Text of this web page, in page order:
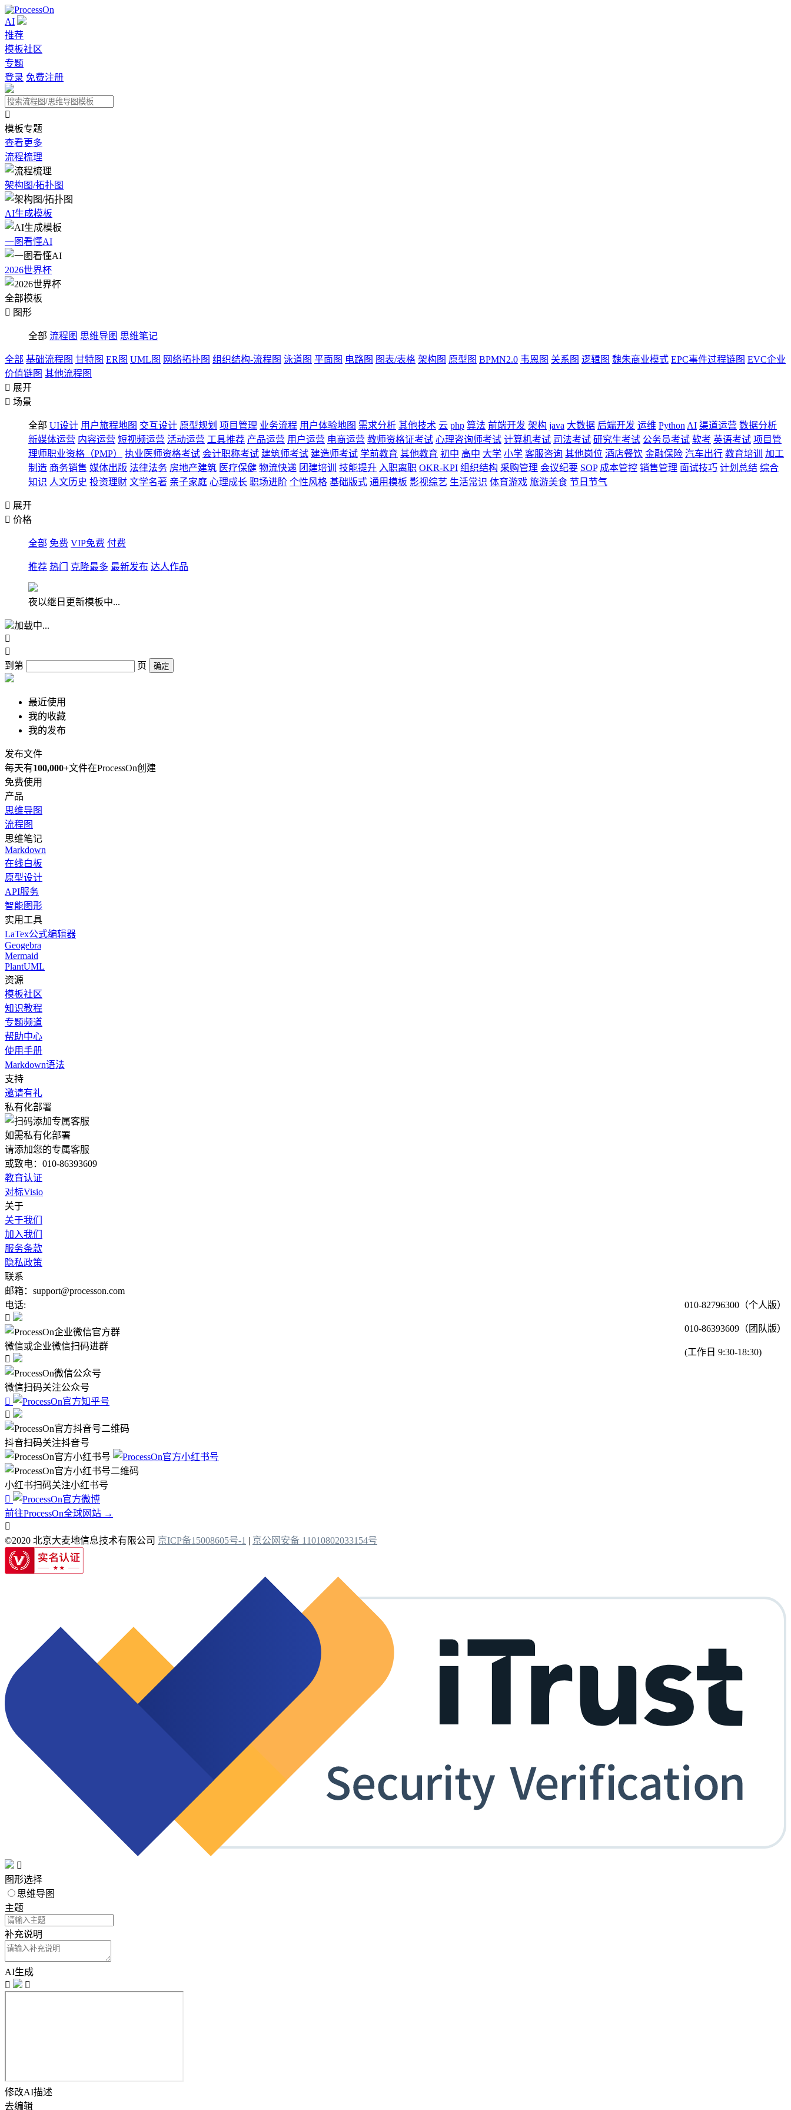
AI
推荐
模板社区
专题
登录 免费注册

模板专题
查看更多
流程梳理
架构图/拓扑图
AI生成模板
一图看懂AI
2026世界杯
全部模板
 图形
全部 流程图 思维导图 思维笔记
全部 基础流程图 甘特图 ER图 UML图 网络拓扑图 组织结构-流程图 泳道图 平面图 电路图 图表/表格 架构图 原型图 BPMN2.0 韦恩图 关系图 逻辑图 魏朱商业模式 EPC事件过程链图 EVC企业
价值链图 其他流程图
 展开
 场景
全部 UI设计 用户旅程地图 交互设计 原型规划 项目管理 业务流程 用户体验地图 需求分析 其他技术 云 php 算法 前端开发 架构 java 大数据 后端开发 运维 Python AI 渠道运营 数据分析
新媒体运营 内容运营 短视频运营 活动运营 工具推荐 产品运营 用户运营 电商运营 教师资格证考试 心理咨询师考试 计算机考试 司法考试 研究生考试 公务员考试 软考 英语考试 项目管
理师职业资格（PMP）
执业医师资格考试 会计职称考试 建筑师考试 建造师考试 学前教育 其他教育 初中 高中 大学 小学 客服咨询 其他岗位 酒店餐饮 金融保险 汽车出行 教育培训
加工
制造 商务销售 媒体出版 法律法务 房地产建筑 医疗保健 物流快递 团建培训 技能提升 入职离职 OKR-KPI 组织结构 采购管理 会议纪要 SOP 成本管控 销售管理 面试技巧 计划总结 综合
知识 人文历史 投资理财 文学名著 亲子家庭 心理成长 职场进阶 个性风格 基础版式 通用模板 影视综艺 生活常识 体育游戏 旅游美食 节日节气
 展开
 价格
全部 免费 VIP免费 付费
推荐 热门 克隆最多 最新发布 达人作品
夜以继日更新模板中...
加载中...


到第
页 确定
最近使用
我的收藏
我的发布
发布文件
每天有100,000+文件在ProcessOn创建
免费使用
产品
思维导图
流程图
思维笔记
Markdown
在线白板
原型设计
API服务
智能图形
实用工具
LaTex公式编辑器
Geogebra
Mermaid
PlantUML
资源
模板社区
知识教程
专题频道
帮助中心
使用手册
Markdown语法
支持
邀请有礼
私有化部署
如需私有化部署
请添加您的专属客服
或致电：010-86393609
教育认证
对标Visio
关于
关于我们
加入我们
服务条款
隐私政策
联系
邮箱：support@processon.com
电话:
010-82796300（个人版）
010-86393609（团队版）
(工作日 9:30-18:30)

微信或企业微信扫码进群

微信扫码关注公众号


抖音扫码关注抖音号
小红书扫码关注小红书号

前往ProcessOn全球网站 →

©2020 北京大麦地信息技术有限公司 京ICP备15008605号-1 | 京公网安备 11010802033154号

图形选择
思维导图
主题
补充说明
AI生成


修改AI描述
去编辑